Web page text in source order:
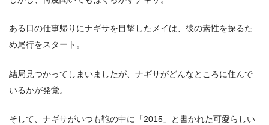
ある日の仕事帰りにナギサを目撃したメイは、彼の素性を探るた
め尾行をスタート。
結局見つかってしまいましたが、ナギサがどんなところに住んで
いるかが発覚。
そして、ナギサがいつも鞄の中に「2015」と書かれた可愛らしい